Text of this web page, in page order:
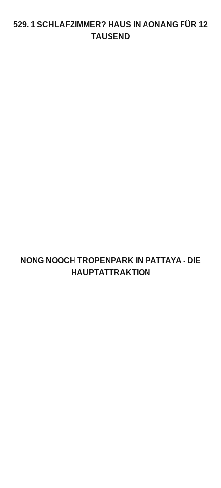
529. 1 SCHLAFZIMMER? HAUS IN AONANG FÜR 12
TAUSEND
NONG NOOCH TROPENPARK IN PATTAYA - DIE
HAUPTATTRAKTION